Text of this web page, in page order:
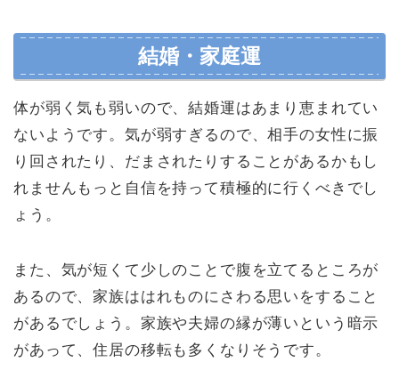
結婚・家庭運
体が弱く気も弱いので、結婚運はあまり恵まれてい
ないようです。気が弱すぎるので、相手の女性に振
り回されたり、だまされたりすることがあるかもし
れませんもっと自信を持って積極的に行くべきでし
ょう。
また、気が短くて少しのことで腹を立てるところが
あるので、家族ははれものにさわる思いをすること
があるでしょう。家族や夫婦の縁が薄いという暗示
があって、住居の移転も多くなりそうです。